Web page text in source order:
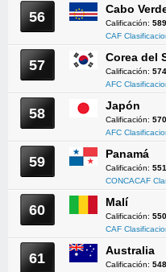
56 Cabo
Calificación:
CAF
57 Corea del
Calificación:
AFC
58 Japón
Calificación:
AFC
59 Panamá
Calificación:
CONCACAF
60 Malí
Calificación:
CAF
61 Australia
Calificación: